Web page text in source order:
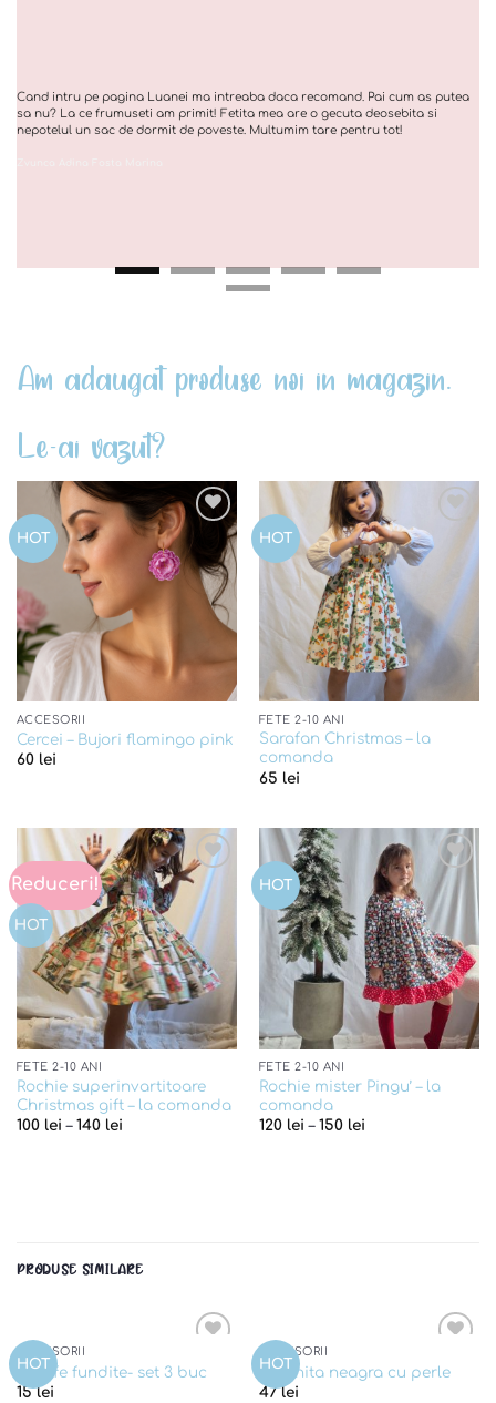
Cand intru pe pagina Luanei ma intreaba daca recomand. Pai cum as putea
sa nu? La ce frumuseti am primit! Fetita mea are o gecuta deosebita si
nepotelul un sac de dormit de poveste. Multumim tare pentru tot!
Am adaugat produse noi in magazin.
Le-ai vazut?
HOT
Add to
wishlist
ACCESORII
Cercei – Bujori flamingo pink
60 lei
HOT
Add to
wishlist
FETE 2-10 ANI
Sarafan Christmas – la
comanda
65 lei
Reduceri!
HOT
Add to
wishlist
FETE 2-10 ANI
Rochie superinvartitoare
Christmas gift – la comanda
100 lei – 140 lei
HOT
Add to
wishlist
FETE 2-10 ANI
Rochie mister Pingu’ – la
comanda
120 lei – 150 lei
PRODUSE SIMILARE
HOT
wishlist
ACCESORII
Agrafe fundite- set 3 buc
15lei
HOT
wishlist
ACCESORII
Coronita neagra cu perle
47lei